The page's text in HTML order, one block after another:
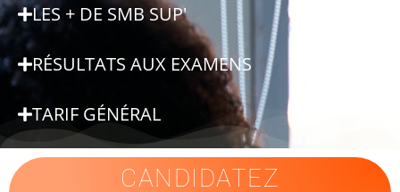
LES + DE SMB SUP'
RÉSULTATS AUX EXAMENS
TARIF GÉNÉRAL
CANDIDATEZ